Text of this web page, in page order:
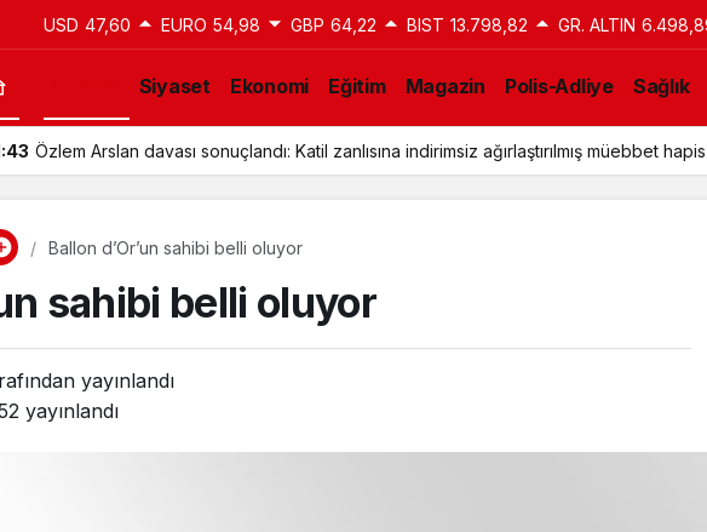
USD 47,60 EURO 54,98 GBP 64,22 BIST 13.798,82 GR. ALTIN
Siyaset Ekonomi Eğitim Magazin Polis-Adliye Sağlık
Utku Caner Çaykara Tahliye Kararı: Aziz İhsan Aktaş Davasında Yeni Gelişme
Ballon d’Or’un sahibi belli oluyor
sahibi belli oluyor
yayınlandı
yayınlandı